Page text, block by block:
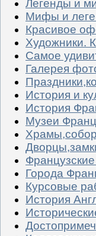
Легенды и
Мифы и
Красивое
Художники.
Самое
Галерея
История и
История
Музеи
Города
Курсовые
История